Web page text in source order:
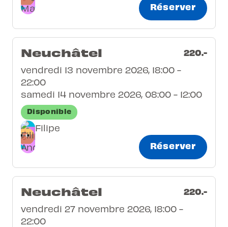
Réserver
Neuchâtel 220.-
vendredi 13 novembre 2026, 18:00 -
22:00
samedi 14 novembre 2026, 08:00 - 12:00
Disponible
Filipe
Réserver
Neuchâtel 220.-
vendredi 27 novembre 2026, 18:00 -
22:00